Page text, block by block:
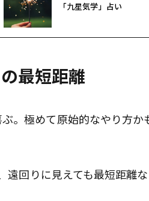
「九星気学」占い
最短距離
。極めて原始的なやり方か
遠回りに見えても最短距離